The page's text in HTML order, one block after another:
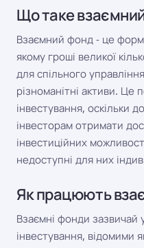
Що таке
Взаємний фонд - це
якому гроші великої
для спільного
різноманітні активи. Це
інвестування, оскільки
інвесторам отримати
інвестиційних
недоступні для них
Як працюють
Взаємні фонди зазвичай
інвестування, відомими